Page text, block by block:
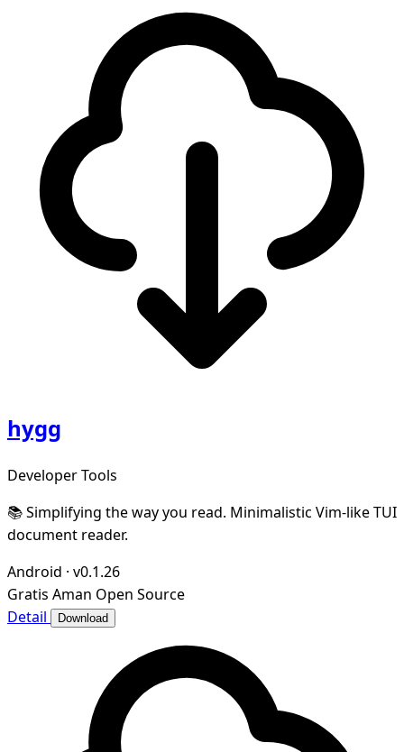
hygg
Developer Tools
📚 Simplifying the way you read. Minimalistic Vim-like TUI
document reader.
Android · v0.1.26
Gratis Aman Open Source
Detail
Download